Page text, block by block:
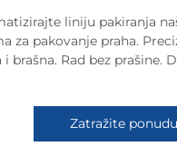
liniju pakiranja
za pakovanje praha.
brašna. Rad bez prašine.
Zatražite ponudu